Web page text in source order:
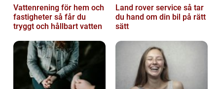
Vattenrening för hem och
fastigheter så får du
tryggt och hållbart vatten
Land rover service så tar
du hand om din bil på rätt
sätt